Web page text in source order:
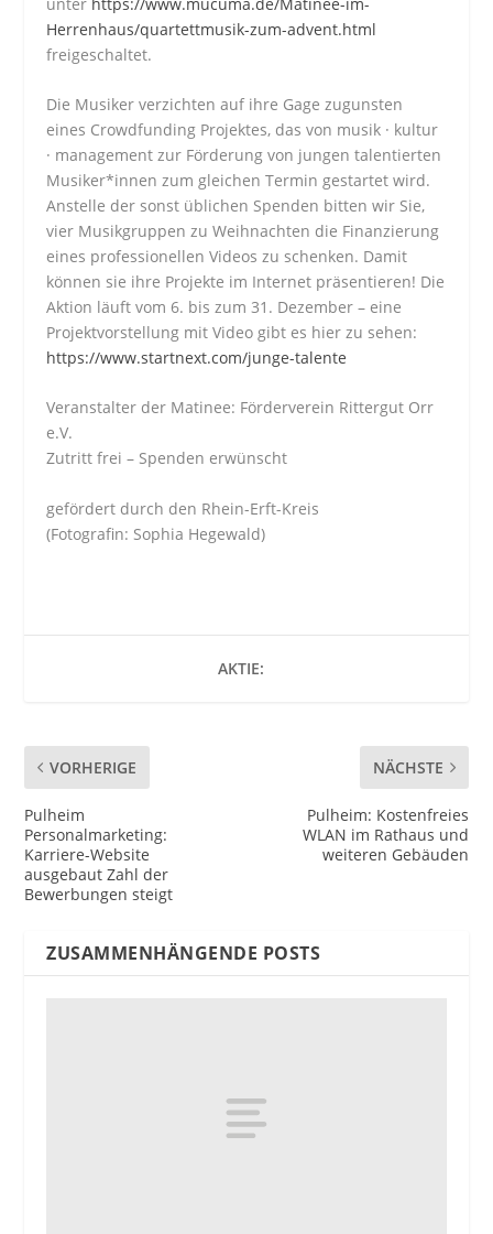
Herrenhaus/quartettmusik-zum-advent.html
freigeschaltet.
Die Musiker verzichten auf ihre Gage zugunsten
eines Crowdfunding Projektes, das von musik · kultur
· management zur Förderung von jungen talentierten
Musiker*innen zum gleichen Termin gestartet wird.
Anstelle der sonst üblichen Spenden bitten wir Sie,
vier Musikgruppen zu Weihnachten die Finanzierung
eines professionellen Videos zu schenken. Damit
können sie ihre Projekte im Internet präsentieren! Die
Aktion läuft vom 6. bis zum 31. Dezember – eine
Projektvorstellung mit Video gibt es hier zu sehen:
https://www.startnext.com/junge-talente
Veranstalter der Matinee: Förderverein Rittergut Orr
e.V.
Zutritt frei – Spenden erwünscht
gefördert durch den Rhein-Erft-Kreis
(Fotografin: Sophia Hegewald)
AKTIE:
VORHERIGE
Pulheim
Personalmarketing:
Karriere-Website
ausgebaut Zahl der
Bewerbungen steigt
NÄCHSTE
Pulheim: Kostenfreies
WLAN im Rathaus und
weiteren Gebäuden
ZUSAMMENHÄNGENDE POSTS